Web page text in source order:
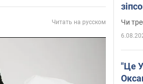
Читать на русском Чи
"Це